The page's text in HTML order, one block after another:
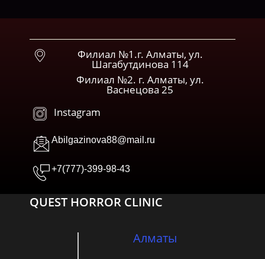
Филиал №1.г. Алматы, ул.
Шагабутдинова 114
Филиал №2. г. Алматы, ул.
Васнецова 25
Instagram
Abilgazinova88@mail.ru
+7(777)-399-98-43
QUEST HORROR CLINIC
Алматы